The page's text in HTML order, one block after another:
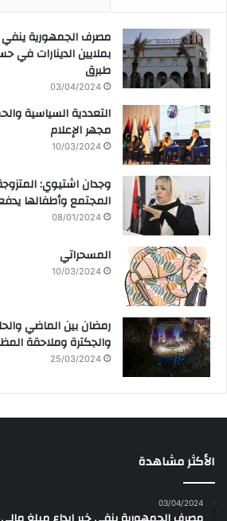
مصرف الجمهورية ينفي
بملايين الدينارات
طبرق
03/04/2024
التعددية السياسية
مجهر الإعلام
10/03/2024
وجدان اشتيوي:
المجتمع وأطفالها
08/01/2024
المسحراتي
10/03/2024
رمضان بين الماضي
والجكترة وملاحقة
25/03/2024
الأكثر مشاهدة
03/04/2024